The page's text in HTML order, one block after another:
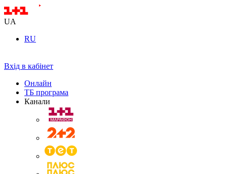
UA
RU
Вхід в кабінет
Онлайн
ТБ програма
Канали